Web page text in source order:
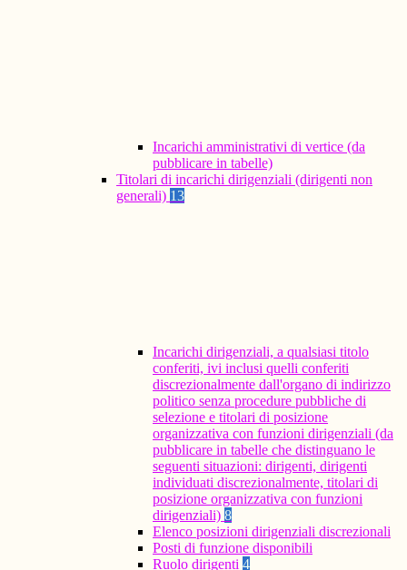
Incarichi amministrativi di vertice (da
pubblicare in tabelle)
Titolari di incarichi dirigenziali (dirigenti non
generali) 13
Incarichi dirigenziali, a qualsiasi titolo
conferiti, ivi inclusi quelli conferiti
discrezionalmente dall'organo di indirizzo
politico senza procedure pubbliche di
selezione e titolari di posizione
organizzativa con funzioni dirigenziali (da
pubblicare in tabelle che distinguano le
seguenti situazioni: dirigenti, dirigenti
individuati discrezionalmente, titolari di
posizione organizzativa con funzioni
dirigenziali) 8
Elenco posizioni dirigenziali discrezionali
Posti di funzione disponibili
Ruolo dirigenti 4